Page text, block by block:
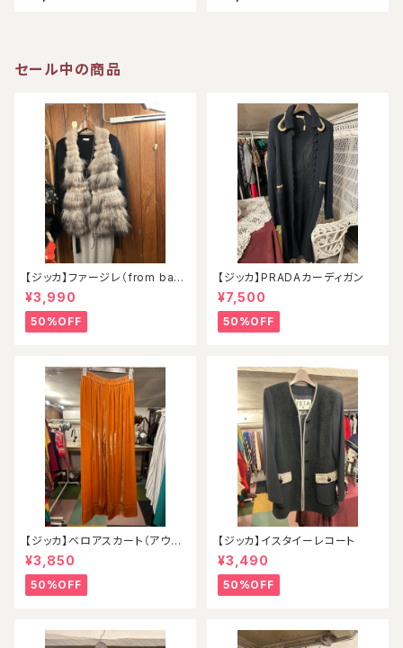
セール中の商品
【ジッカ】ファージレ（from ball
oon）
¥3,990
50%OFF
【ジッカ】PRADAカーディガン
¥7,500
50%OFF
【ジッカ】ベロアスカート（アウト
レット）
¥3,850
50%OFF
【ジッカ】イスタイーレコート
¥3,490
50%OFF